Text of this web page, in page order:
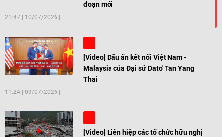
đoạn mới
21:47 10/07/2026
[Video] Dấu ấn kết nối Việt Nam -
Malaysia của Đại sứ Dato' Tan Yang
Thai
11:24 09/07/2026
[Video] Liên hiệp các tổ chức hữu nghị